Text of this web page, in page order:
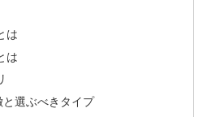
は
は
選ぶべきタイプ